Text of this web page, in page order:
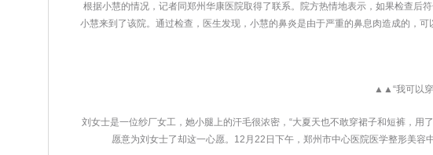
根据小慧的情况，记者同郑州华康医院取得了联系。院方热情地表示，如果检查后
小慧来到了该院。通过检查，医生发现，小慧的鼻炎是由于严重的鼻息肉造成的，
▲▲“我可以穿
刘女士是一位纱厂女工，她小腿上的汗毛很浓密，“大夏天也不敢穿裙子和短裤，用
愿意为刘女士了却这一心愿。12月22日下午，郑州市中心医院医学整形美容